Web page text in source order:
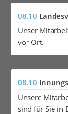
08.10
Unser
vor Ort.
08.10
Unsere
sind für Sie in